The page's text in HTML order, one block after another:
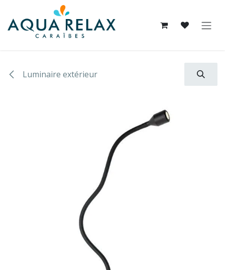
Se rendre au contenu
Luminaire extérieur